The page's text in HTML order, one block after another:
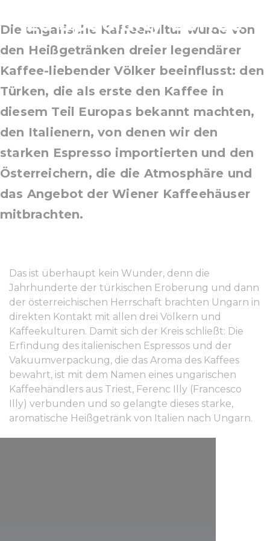
zu Specialty Coffee
Die ungarische Kaffeekultur wurde von
den Heißgetränken dreier legendärer
Kaffee-liebender Völker beeinflusst: den
Türken, die als erste den Kaffee in
diesem Teil Europas bekannt machten,
den Italienern, von denen wir den
starken Espresso importierten und den
Österreichern, die die Atmosphäre und
das Angebot der Wiener Kaffeehäuser
mitbrachten.
Das ist überhaupt kein Wunder, denn die
Jahrhunderte der türkischen Eroberung und dann
der österreichischen Herrschaft brachten Ungarn in
direkten Kontakt mit allen drei Völkern und
Kaffeekulturen. Damit sich der Kreis schließt: Die
Erfindung des italienischen Espressos und der
Vakuumverpackung, die das Aroma des Kaffees
bewahrt, ist mit dem Namen eines ungarischen
Kaffeehändlers aus Triest, Ferenc Illy (Francesco
Illy) verbunden und so gelangte dieses starke,
aromatische Heißgetränk von Italien nach Ungarn.